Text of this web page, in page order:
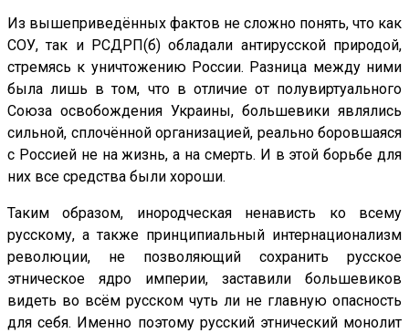
Из вышеприведённых фактов не сложно понять, что как
СОУ, так и РСДРП(б) обладали антирусской природой,
стремясь к уничтожению России. Разница между ними
была лишь в том, что в отличие от полувиртуального
Союза освобождения Украины, большевики являлись
сильной, сплочённой организацией, реально боровшаяся
с Россией не на жизнь, а на смерть. И в этой борьбе для
них все средства были хороши.
Таким образом, инородческая ненависть ко всему
русскому, а также принципиальный интернационализм
революции, не позволяющий сохранить русское
этническое ядро империи, заставили большевиков
видеть во всём русском чуть ли не главную опасность
для себя. Именно поэтому русский этнический монолит